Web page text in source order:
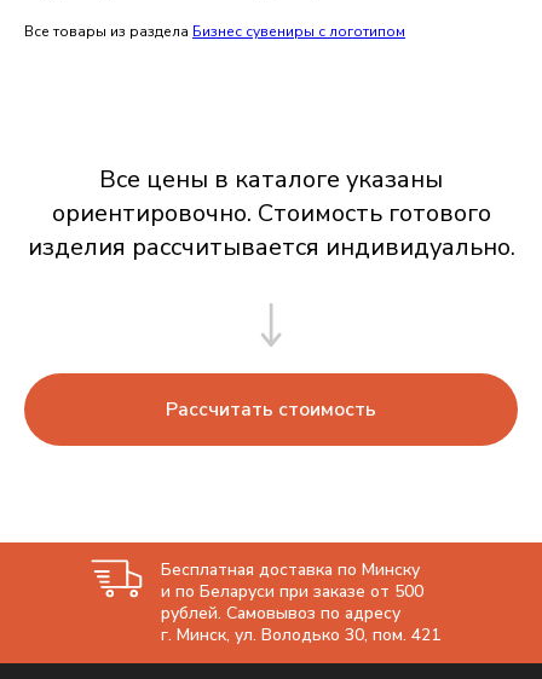
Все товары из раздела Бизнес сувениры с логотипом
Все цены в каталоге указаны
ориентировочно. Стоимость готового
изделия рассчитывается индивидуально.
Рассчитать стоимость
Бесплатная доставка по Минску
и по Беларуси при заказе от 500
рублей. Самовывоз по адресу
г. Минск, ул. Володько 30, пом. 421